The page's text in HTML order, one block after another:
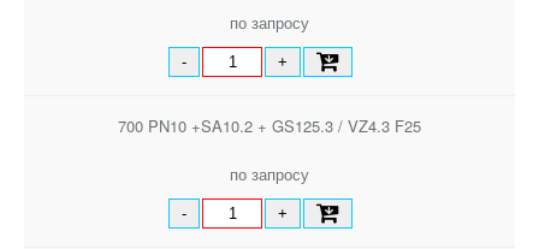
по запросу
- +
700 PN10 +SA10.2 + GS125.3 / VZ4.3 F25
по запросу
- +